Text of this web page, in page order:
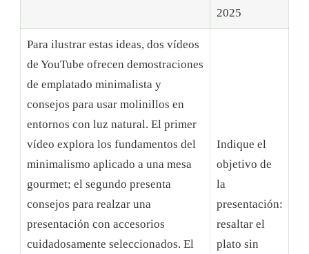
2025
Para ilustrar estas ideas, dos vídeos
de YouTube ofrecen demostraciones
de emplatado minimalista y
consejos para usar molinillos en
entornos con luz natural. El primer
vídeo explora los fundamentos del
minimalismo aplicado a una mesa
gourmet; el segundo presenta
consejos para realzar una
presentación con accesorios
cuidadosamente seleccionados. El
Indique el
objetivo de
la
presentación:
resaltar el
plato sin